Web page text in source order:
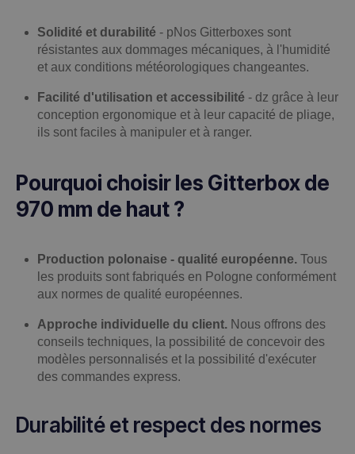
Solidité et durabilité - pNos Gitterboxes sont
résistantes aux dommages mécaniques, à l'humidité
et aux conditions météorologiques changeantes.
Facilité d'utilisation et accessibilité - dz grâce à leur
conception ergonomique et à leur capacité de pliage,
ils sont faciles à manipuler et à ranger.
Pourquoi choisir les Gitterbox de
970 mm de haut ?
Production polonaise - qualité européenne.Tous
les produits sont fabriqués en Pologne conformément
aux normes de qualité européennes.
Approche individuelle du client. Nous offrons des
conseils techniques, la possibilité de concevoir des
modèles personnalisés et la possibilité d'exécuter
des commandes express.
Durabilité et respect des normes